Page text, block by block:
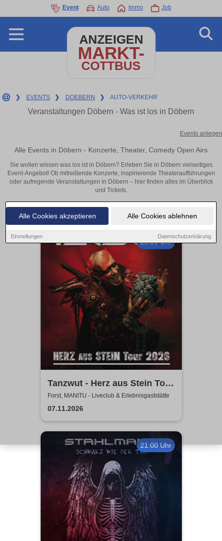
Alle Cookies akzeptieren Alle Cookies ablehnen
Einstellungen Datenschutzerklärung
Event Auto Immo Job
ANZEIGEN
MARKT-
COTTBUS
❯ EVENTS ❯ DOEBERN ❯ AUTO-VERKEHR
Veranstaltungen Döbern - Was ist los in Döbern
Events anlegen
Alle Events in Döbern - Konzerte, Theater, Comedy Open Airs
Sie wollen wissen was los ist in Döbern? Erleben Sie in Döbern vielseitiges
Event-Angebot! Ob mitreißende Konzerte, inspirierende Theateraufführungen
oder aufregende Veranstaltungen in Döbern – hier finden alles im Überblick
und Tickets.
20:00 Uhr
Tanzwut - Herz aus Stein Tour
2026
Forst, MANITU - Liveclub & Erlebnisgaststätte
07.11.2026
21:00 Uhr